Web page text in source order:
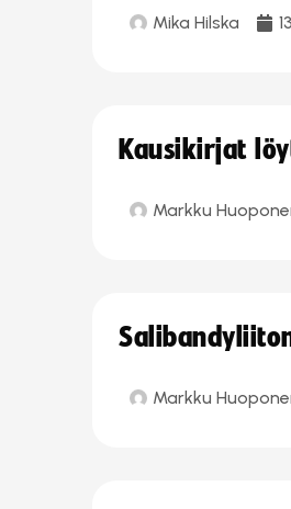
Mika Hilska
Kausikirjat
Markku
Markku